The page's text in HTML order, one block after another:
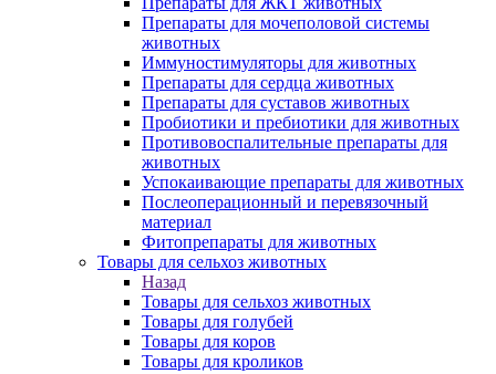
Препараты для мочеполовой системы
животных
Иммуностимуляторы для животных
Препараты для сердца животных
Препараты для суставов животных
Пробиотики и пребиотики для животных
Противовоспалительные препараты для
животных
Успокаивающие препараты для животных
Послеоперационный и перевязочный
материал
Фитопрепараты для животных
Товары для сельхоз животных
Назад
Товары для сельхоз животных
Товары для голубей
Товары для коров
Товары для кроликов